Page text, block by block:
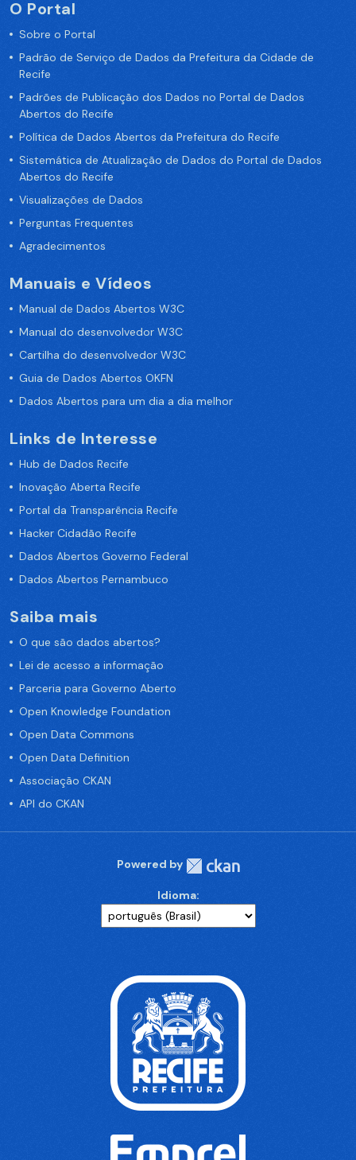
O Portal
Sobre o Portal
Padrão de Serviço de Dados da Prefeitura da Cidade de
Recife
Padrões de Publicação dos Dados no Portal de Dados
Abertos do Recife
Política de Dados Abertos da Prefeitura do Recife
Sistemática de Atualização de Dados do Portal de Dados
Abertos do Recife
Visualizações de Dados
Perguntas Frequentes
Agradecimentos
Manuais e Vídeos
Manual de Dados Abertos W3C
Manual do desenvolvedor W3C
Cartilha do desenvolvedor W3C
Guia de Dados Abertos OKFN
Dados Abertos para um dia a dia melhor
Links de Interesse
Hub de Dados Recife
Inovação Aberta Recife
Portal da Transparência Recife
Hacker Cidadão Recife
Dados Abertos Governo Federal
Dados Abertos Pernambuco
Saiba mais
O que são dados abertos?
Lei de acesso a informação
Parceria para Governo Aberto
Open Knowledge Foundation
Open Data Commons
Open Data Definition
Associação CKAN
API do CKAN
Powered by
Idioma